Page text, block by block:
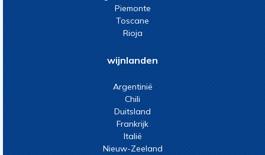
Piemonte
Toscane
Rioja
wijnlanden
Argentinië
Chili
Duitsland
Frankrijk
Italië
Nieuw-Zeeland